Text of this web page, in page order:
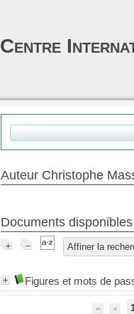
Auteur Christophe
Documents
Affiner la
Figures et mots de
Centre